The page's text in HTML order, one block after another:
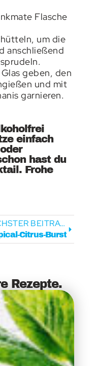
Flasche
um die
anschließend
geben, den
und mit
garnieren.
einfach
hast du
Frohe
NÄCHSTER BEITRAG
Citrus-Burst
Rezepte.